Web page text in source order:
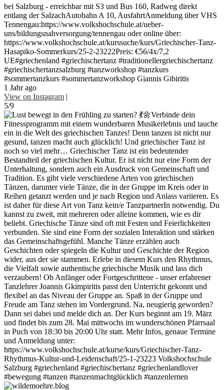
bei Salzburg - erreichbar mit S3 und Bus 160, Radweg direkt
entlang der SalzachAutobahn A 10, AusfahrtAnmeldung über VHS
Tennengau:https://www.volkshochschule.at/ueber-
uns/bildungsnahversorgung/tennengau oder online über:
https://www.volkshochschule.at/kurssuche/kurs/Griechischer-Tanz-
Hasapiko-Sommerkurs/25-2-23222Preis: €56/4x/7,2
UE#griechenland #griechischertanz #traditionellergriechischertanz
#griechischertanzsalzburg #tanzworkshop #tanzkurs
#sommertanzkurs #sommertanzworkshop Giannis Gibiritis
1 Jahr ago
View on Instagram |
5/9